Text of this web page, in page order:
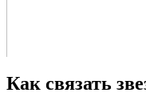
Как связать